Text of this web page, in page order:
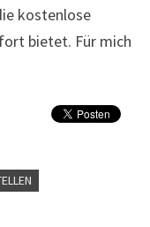
kostenlose
bietet. Für mich